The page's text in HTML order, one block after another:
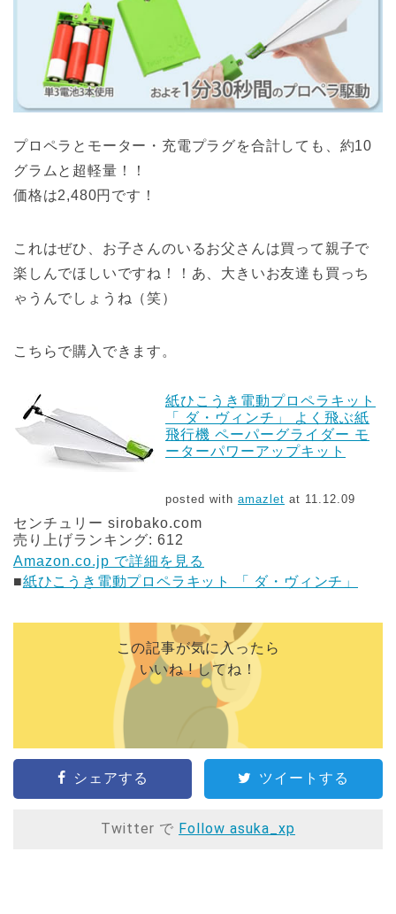
プロペラとモーター・充電プラグを合計しても、約10
グラムと超軽量！！
価格は2,480円です！
これはぜひ、お子さんのいるお父さんは買って親子で
楽しんでほしいですね！！あ、大きいお友達も買っち
ゃうんでしょうね（笑）
こちらで購入できます。
紙ひこうき電動プロペラキット
「 ダ・ヴィンチ」 よく飛ぶ紙
飛行機 ペーパーグライダー モ
ーターパワーアップキット
posted with amazlet at 11.12.09
センチュリー sirobako.com
売り上げランキング: 612
Amazon.co.jp で詳細を見る
■紙ひこうき電動プロペラキット 「 ダ・ヴィンチ」
この記事が気に入ったら
いいね ! してね！
シェアする ツイートする
Twitter で Follow asuka_xp